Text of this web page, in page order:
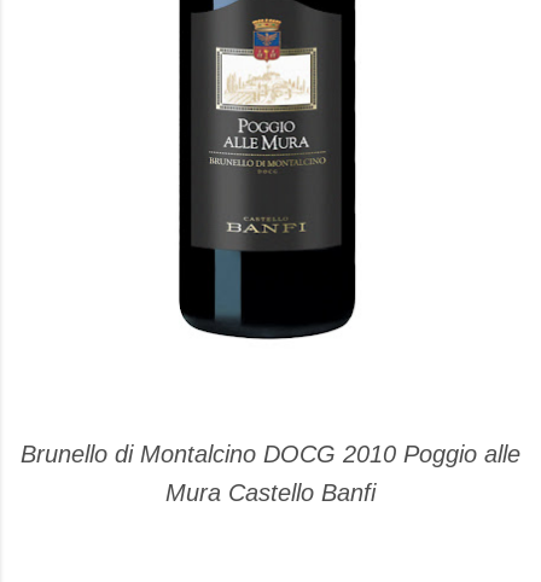
Brunello di Montalcino DOCG 2010 Poggio alle
Mura Castello Banfi